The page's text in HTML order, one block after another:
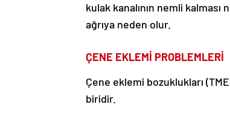
kulak kanalının nemli kalması
ağrıya neden olur.
ÇENE EKLEMİ PROBLEMLERİ
Çene eklemi bozuklukları
biridir.